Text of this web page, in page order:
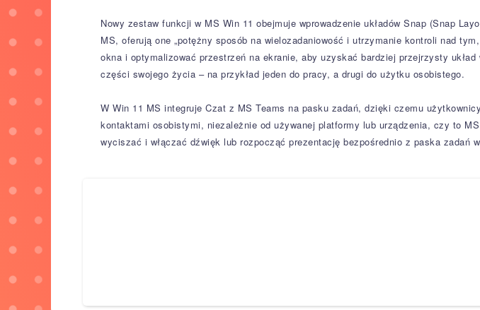
Nowy zestaw funkcji w MS Win 11 obejmuje wprowadzenie układów Snap (Snap
MS, oferują one „potężny sposób na wielozadaniowość i utrzymanie kontroli nad
okna i optymalizować przestrzeń na ekranie, aby uzyskać bardziej przejrzysty
części swojego życia – na przykład jeden do pracy, a drugi do użytku osobistego.
W Win 11 MS integruje Czat z MS Teams na pasku zadań, dzięki czemu
kontaktami osobistymi, niezależnie od używanej platformy lub urządzenia, czy to
wyciszać i włączać dźwięk lub rozpocząć prezentację bezpośrednio z paska zadań